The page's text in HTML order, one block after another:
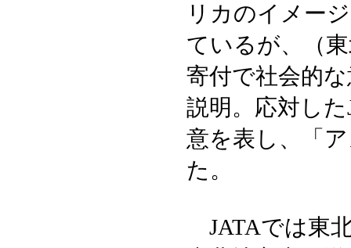
リカのイメー
ているが、（
寄付で社会的
説明。応対し
意を表し、「
た。
JATAでは東